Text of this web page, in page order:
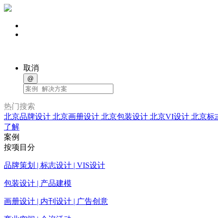
取消
@
热门搜索
北京品牌设计 北京画册设计 北京包装设计 北京VI设计 北京标
了解
案例
按项目分
品牌策划 | 标志设计 | VIS设计
包装设计 | 产品建模
画册设计 | 内刊设计 | 广告创意